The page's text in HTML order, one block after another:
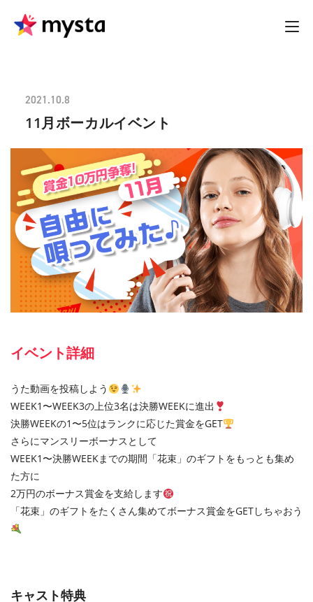
2021.10.8
11月ボーカルイベント
イベント詳細
うた動画を投稿しよう
WEEK1〜WEEK3の上位3名は決勝WEEKに進出
決勝WEEKの1〜5位はランクに応じた賞金をGET
さらにマンスリーボーナスとして
WEEK1〜決勝WEEKまでの期間「花束」のギフトをもっとも集め
た方に
2万円のボーナス賞金を支給します
「花束」のギフトをたくさん集めてボーナス賞金をGETしちゃおう
キャスト特典